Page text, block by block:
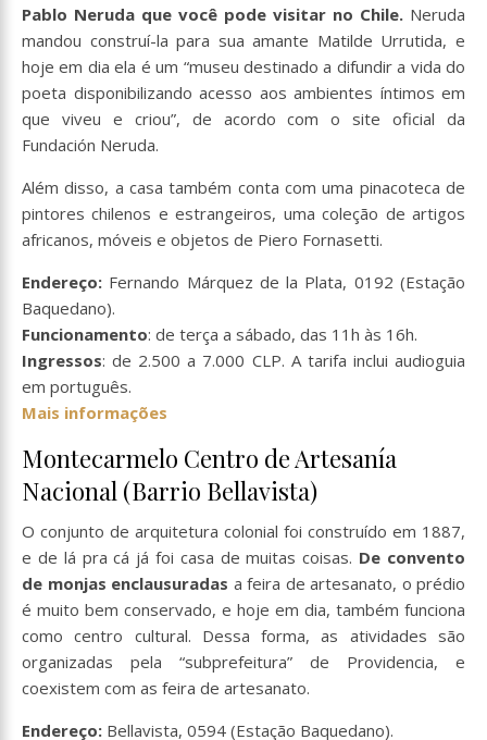
Pablo Neruda que você pode visitar no Chile. Neruda
mandou construí-la para sua amante Matilde Urrutida, e
hoje em dia ela é um “museu destinado a difundir a vida do
poeta disponibilizando acesso aos ambientes íntimos em
que viveu e criou”, de acordo com o site oficial da
Fundación Neruda.
Além disso, a casa também conta com uma pinacoteca de
pintores chilenos e estrangeiros, uma coleção de artigos
africanos, móveis e objetos de Piero Fornasetti.
Endereço: Fernando Márquez de la Plata, 0192 (Estação
Baquedano).
Funcionamento: de terça a sábado, das 11h às 16h.
Ingressos: de 2.500 a 7.000 CLP. A tarifa inclui audioguia
em português.
Mais informações
Montecarmelo Centro de Artesanía
Nacional (Barrio Bellavista)
O conjunto de arquitetura colonial foi construído em 1887,
e de lá pra cá já foi casa de muitas coisas. De convento
de monjas enclausuradas a feira de artesanato, o prédio
é muito bem conservado, e hoje em dia, também funciona
como centro cultural. Dessa forma, as atividades são
organizadas pela “subprefeitura” de Providencia, e
coexistem com as feira de artesanato.
Endereço: Bellavista, 0594 (Estação Baquedano).